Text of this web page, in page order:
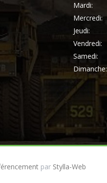
Mardi:
Mercredi:
Jeudi:
Vendredi:
Samedi:
Dimanche:
par Stylla-Web